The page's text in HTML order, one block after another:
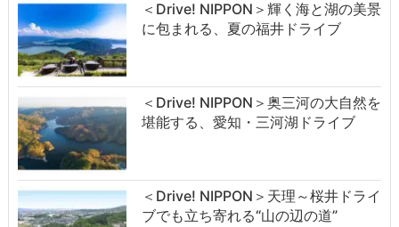
＜Drive! NIPPON＞輝く海と湖の美景
に包まれる、夏の福井ドライブ
＜Drive! NIPPON＞奥三河の大自然を
堪能する、愛知・三河湖ドライブ
＜Drive! NIPPON＞天理～桜井ドライ
ブでも立ち寄れる“山の辺の道”